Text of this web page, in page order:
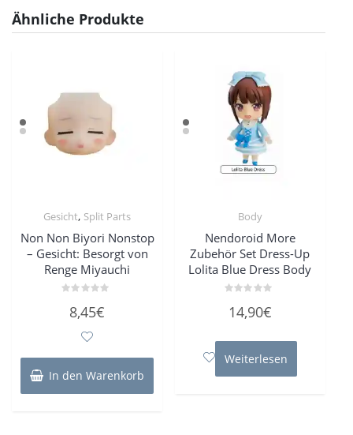
Ähnliche Produkte
Gesicht, Split Parts
Non Non Biyori Nonstop
– Gesicht: Besorgt von
Renge Miyauchi
mit8,45€
In den Warenkorb
Body
Nendoroid More
Zubehör Set Dress-Up
Lolita Blue Dress Body
mit
5
14,90€
Weiterlesen